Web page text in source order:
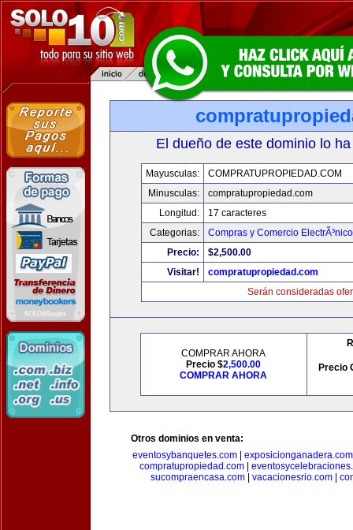
El dueño de este dominio lo
Mayusculas:
COMPRATUPROPIEDAD.COM
Minusculas:
compratupropiedad.com
Longitud:
17 caracteres
Categorias:
Compras y Comercio ElectrÃ³nico
Precio:
$2,500.00
Visitar!
compratupropiedad.com
Serán consideradas
COMPRAR AHORA
Precio $2,500.00
COMPRAR AHORA
Precio
Otros dominios en venta:
eventosybanquetes.com| exposicionganadera.com
compratupropiedad.com
sucompraencasa.com| vacacionesrio.com|